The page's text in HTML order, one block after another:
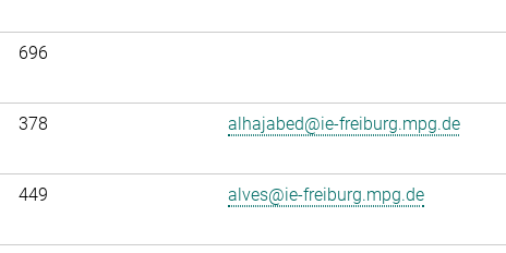
696
378 alhajabed@ie-freiburg.mpg.de
449 alves@ie-freiburg.mpg.de